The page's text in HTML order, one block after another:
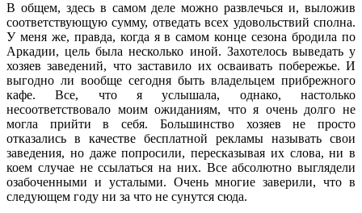
В общем, здесь в самом деле можно развлечься и, выложив
соответствующую сумму, отведать всех удовольствий сполна.
У меня же, правда, когда я в самом конце сезона бродила по
Аркадии, цель была несколько иной. Захотелось выведать у
хозяев заведений, что заставило их осваивать побережье. И
выгодно ли вообще сегодня быть владельцем прибрежного
кафе. Все, что я услышала, однако, настолько
несоответствовало моим ожиданиям, что я очень долго не
могла прийти в себя. Большинство хозяев не просто
отказались в качестве бесплатной рекламы называть свои
заведения, но даже попросили, пересказывая их слова, ни в
коем случае не ссылаться на них. Все абсолютно выглядели
озабоченными и усталыми. Очень многие заверили, что в
следующем году ни за что не сунутся сюда.